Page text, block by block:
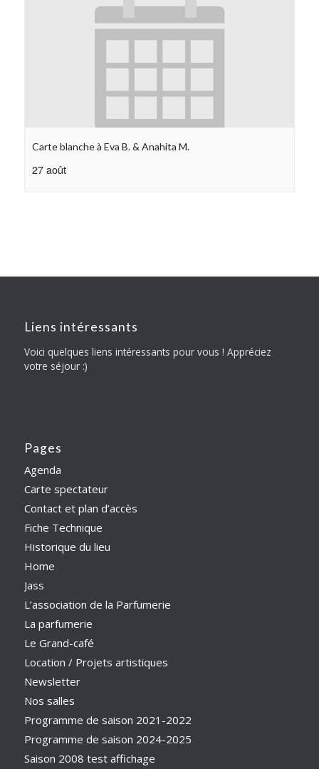
Carte blanche à Eva B. & Anahita M.
27 août
Liens intéressants
Voici quelques liens intéressants pour vous ! Appréciez
votre séjour :)
Pages
Agenda
Carte spectateur
Contact et plan d’accès
Fiche Technique
Historique du lieu
Home
Jass
L’association de la Parfumerie
La parfumerie
Le Grand-café
Location / Projets artistiques
Newsletter
Nos salles
Programme de saison 2021-2022
Programme de saison 2024-2025
Saison 2008 test affichage